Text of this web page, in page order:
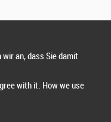
an, dass Sie damit
with it. How we use